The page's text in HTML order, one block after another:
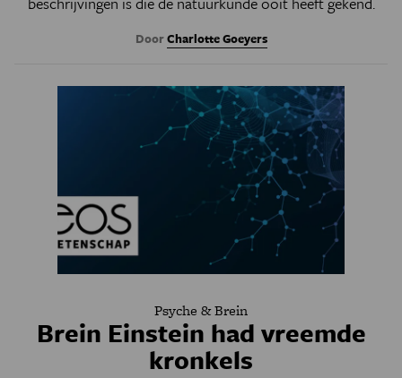
DoorCharlotte Goeyers
Psyche & Brein
Brein Einstein had vreemde
kronkels